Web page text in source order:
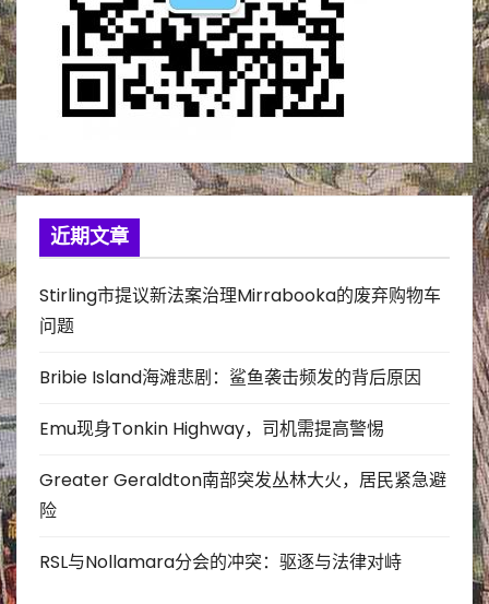
近期文章
Stirling市提议新法案治理Mirrabooka的废弃购物车
问题
Bribie Island海滩悲剧：鲨鱼袭击频发的背后原因
Emu现身Tonkin Highway，司机需提高警惕
Greater Geraldton南部突发丛林大火，居民紧急避
险
RSL与Nollamara分会的冲突：驱逐与法律对峙